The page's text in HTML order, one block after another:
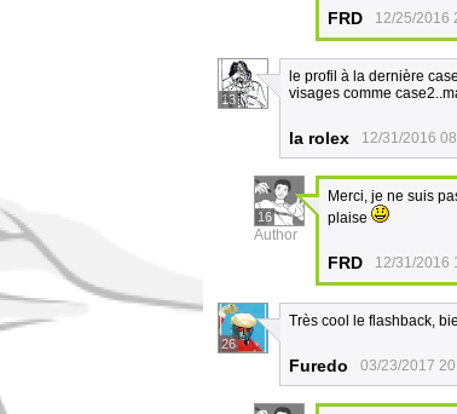
FRD 12/25/2016
13
le profil à la dernière
visages comme
la rolex 12/31/2016
16
Author
Merci, je ne suis
plaise
FRD 12/31/2016
26
Très cool le flashback,
Furedo 03/23/2017